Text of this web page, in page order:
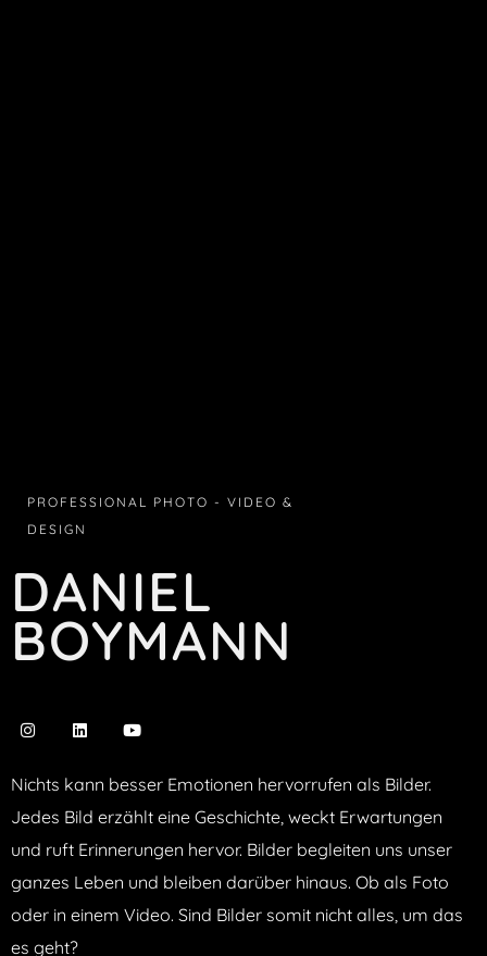
PROFESSIONAL PHOTO - VIDEO &
DESIGN
DANIEL
BOYMANN
Nichts kann besser Emotionen hervorrufen als Bilder.
Jedes Bild erzählt eine Geschichte, weckt Erwartungen
und ruft Erinnerungen hervor. Bilder begleiten uns unser
ganzes Leben und bleiben darüber hinaus. Ob als Foto
oder in einem Video. Sind Bilder somit nicht alles, um das
es geht?